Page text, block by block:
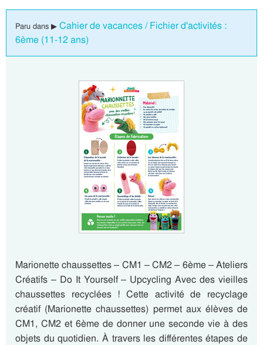
Paru dans ▶ Cahier de vacances / Fichier d'activités :
6ème (11-12 ans)
Marionette chaussettes – CM1 – CM2 – 6ème – Ateliers
Créatifs – Do It Yourself – Upcycling Avec des vieilles
chaussettes recyclées ! Cette activité de recyclage
créatif (Marionette chaussettes) permet aux élèves de
CM1, CM2 et 6ème de donner une seconde vie à des
objets du quotidien. À travers les différentes étapes de